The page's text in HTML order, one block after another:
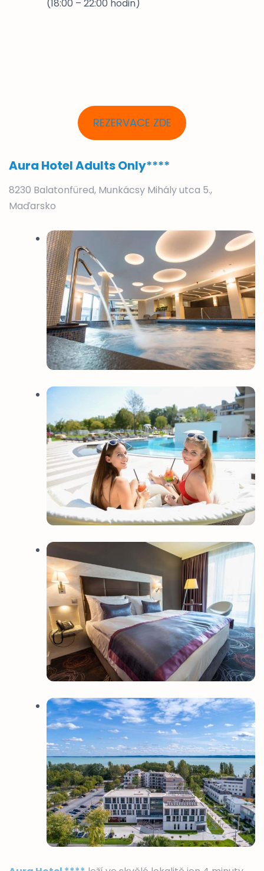
(18:00 – 22:00 hodin)
REZERVACE ZDE
Aura Hotel Adults Only****
8230 Balatonfüred, Munkácsy Mihály utca 5.,
Maďarsko